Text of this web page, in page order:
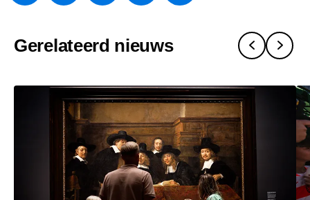
philips-
in-
medtech-
sector.html
Gerelateerd nieuws